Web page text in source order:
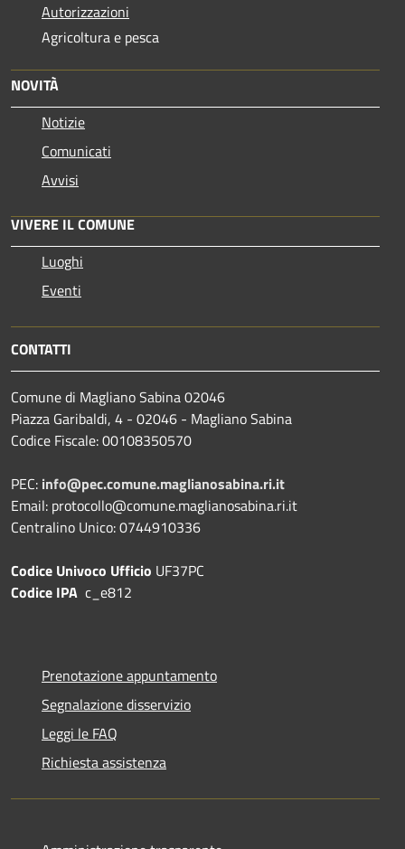
Autorizzazioni
Agricoltura e pesca
NOVITÀ
Notizie
Comunicati
Avvisi
VIVERE IL COMUNE
Luoghi
Eventi
CONTATTI
Comune di Magliano Sabina 02046
Piazza Garibaldi, 4 - 02046 - Magliano Sabina
Codice Fiscale: 00108350570
PEC: info@pec.comune.maglianosabina.ri.it
Email: protocollo@comune.maglianosabina.ri.it
Centralino Unico: 0744910336
Codice Univoco Ufficio UF37PC
Codice IPA c_e812
Prenotazione appuntamento
Segnalazione disservizio
Leggi le FAQ
Richiesta assistenza